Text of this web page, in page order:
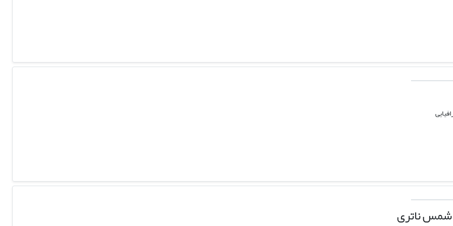
شمس ناتری